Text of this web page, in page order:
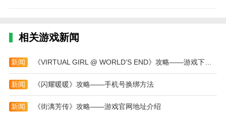
成任务不断提高鲸鲨的能力，解锁新的技能和外观；
3、游戏还包括多人在线模式，玩家可以与其他鲸
鲨一起竞争和合作，争夺海洋中的霸主地位；
4、独特的海洋生物与环境设计，使得每次游戏都
充满了新鲜感和探索的乐趣。
相关游戏新闻
新闻 《VIRTUAL GIRL @ WORLD’S END》攻略——游戏下载网址介绍
新闻 《闪耀暖暖》攻略——手机号换绑方法
新闻 《街漓芳传》攻略——游戏官网地址介绍